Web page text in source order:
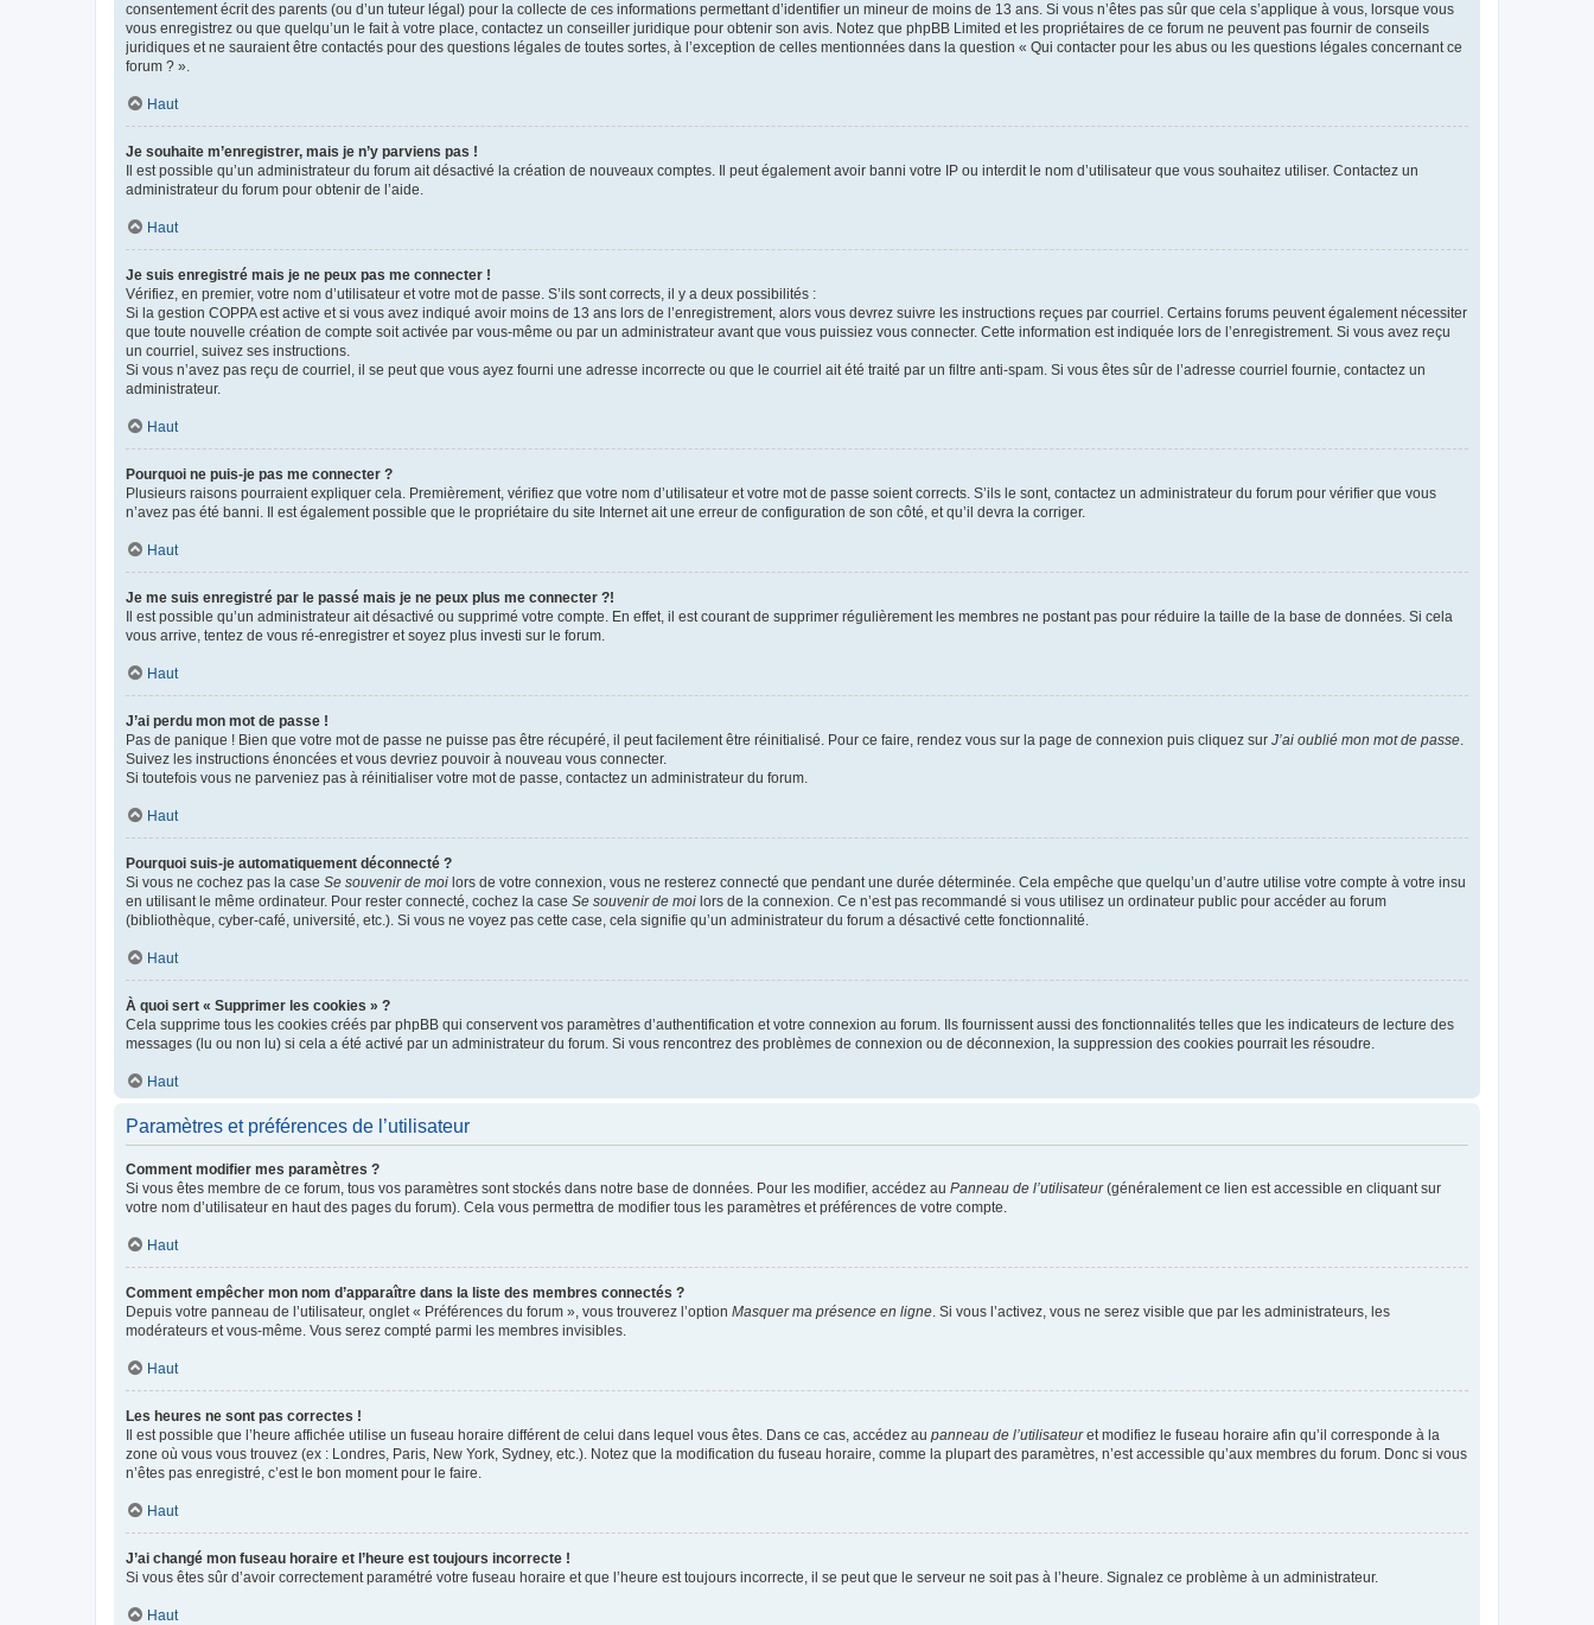
consentement écrit des parents (ou d’un tuteur légal) pour la collecte de ces informations permettant d’identifier un mineur de moins de 13 ans. Si vous n’êtes pas sûr que cela s’applique à vous, lorsque vous
vous enregistrez ou que quelqu’un le fait à votre place, contactez un conseiller juridique pour obtenir son avis. Notez que phpBB Limited et les propriétaires de ce forum ne peuvent pas fournir de conseils
juridiques et ne sauraient être contactés pour des questions légales de toutes sortes, à l’exception de celles mentionnées dans la question « Qui contacter pour les abus ou les questions légales concernant ce
forum ? ».
Haut
Je souhaite m’enregistrer, mais je n’y parviens pas !
Il est possible qu’un administrateur du forum ait désactivé la création de nouveaux comptes. Il peut également avoir banni votre IP ou interdit le nom d’utilisateur que vous souhaitez utiliser. Contactez un
administrateur du forum pour obtenir de l’aide.
Haut
Je suis enregistré mais je ne peux pas me connecter !
Vérifiez, en premier, votre nom d’utilisateur et votre mot de passe. S’ils sont corrects, il y a deux possibilités :
Si la gestion COPPA est active et si vous avez indiqué avoir moins de 13 ans lors de l’enregistrement, alors vous devrez suivre les instructions reçues par courriel. Certains forums peuvent également nécessiter
que toute nouvelle création de compte soit activée par vous-même ou par un administrateur avant que vous puissiez vous connecter. Cette information est indiquée lors de l’enregistrement. Si vous avez reçu
un courriel, suivez ses instructions.
Si vous n’avez pas reçu de courriel, il se peut que vous ayez fourni une adresse incorrecte ou que le courriel ait été traité par un filtre anti-spam. Si vous êtes sûr de l’adresse courriel fournie, contactez un
administrateur.
Haut
Pourquoi ne puis-je pas me connecter ?
Plusieurs raisons pourraient expliquer cela. Premièrement, vérifiez que votre nom d’utilisateur et votre mot de passe soient corrects. S’ils le sont, contactez un administrateur du forum pour vérifier que vous
n’avez pas été banni. Il est également possible que le propriétaire du site Internet ait une erreur de configuration de son côté, et qu’il devra la corriger.
Haut
Je me suis enregistré par le passé mais je ne peux plus me connecter ?!
Il est possible qu’un administrateur ait désactivé ou supprimé votre compte. En effet, il est courant de supprimer régulièrement les membres ne postant pas pour réduire la taille de la base de données. Si cela
vous arrive, tentez de vous ré-enregistrer et soyez plus investi sur le forum.
Haut
J’ai perdu mon mot de passe !
Pas de panique ! Bien que votre mot de passe ne puisse pas être récupéré, il peut facilement être réinitialisé. Pour ce faire, rendez vous sur la page de connexion puis cliquez sur J’ai oublié mon mot de passe.
Suivez les instructions énoncées et vous devriez pouvoir à nouveau vous connecter.
Si toutefois vous ne parveniez pas à réinitialiser votre mot de passe, contactez un administrateur du forum.
Haut
Pourquoi suis-je automatiquement déconnecté ?
Si vous ne cochez pas la case Se souvenir de moi lors de votre connexion, vous ne resterez connecté que pendant une durée déterminée. Cela empêche que quelqu’un d’autre utilise votre compte à votre insu
en utilisant le même ordinateur. Pour rester connecté, cochez la case Se souvenir de moi lors de la connexion. Ce n’est pas recommandé si vous utilisez un ordinateur public pour accéder au forum
(bibliothèque, cyber-café, université, etc.). Si vous ne voyez pas cette case, cela signifie qu’un administrateur du forum a désactivé cette fonctionnalité.
Haut
À quoi sert « Supprimer les cookies » ?
Cela supprime tous les cookies créés par phpBB qui conservent vos paramètres d’authentification et votre connexion au forum. Ils fournissent aussi des fonctionnalités telles que les indicateurs de lecture des
messages (lu ou non lu) si cela a été activé par un administrateur du forum. Si vous rencontrez des problèmes de connexion ou de déconnexion, la suppression des cookies pourrait les résoudre.
Haut
Paramètres et préférences de l’utilisateur
Comment modifier mes paramètres ?
Si vous êtes membre de ce forum, tous vos paramètres sont stockés dans notre base de données. Pour les modifier, accédez au Panneau de l’utilisateur(généralement ce lien est accessible en cliquant sur
votre nom d’utilisateur en haut des pages du forum). Cela vous permettra de modifier tous les paramètres et préférences de votre compte.
Haut
Comment empêcher mon nom d’apparaître dans la liste des membres connectés ?
Depuis votre panneau de l’utilisateur, onglet « Préférences du forum », vous trouverez l’option Masquer ma présence en ligne. Si vous l’activez, vous ne serez visible que par les administrateurs, les
modérateurs et vous-même. Vous serez compté parmi les membres invisibles.
Haut
Les heures ne sont pas correctes !
Il est possible que l’heure affichée utilise un fuseau horaire différent de celui dans lequel vous êtes. Dans ce cas, accédez au panneau de l’utilisateuret modifiez le fuseau horaire afin qu’il corresponde à la
zone où vous vous trouvez (ex : Londres, Paris, New York, Sydney, etc.). Notez que la modification du fuseau horaire, comme la plupart des paramètres, n’est accessible qu’aux membres du forum. Donc si vous
n’êtes pas enregistré, c’est le bon moment pour le faire.
Haut
J’ai changé mon fuseau horaire et l’heure est toujours incorrecte !
Si vous êtes sûr d’avoir correctement paramétré votre fuseau horaire et que l’heure est toujours incorrecte, il se peut que le serveur ne soit pas à l’heure. Signalez ce problème à un administrateur.
Haut